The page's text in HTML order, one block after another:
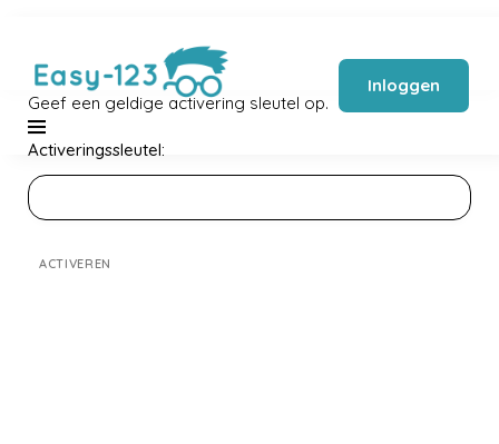
Inloggen
Geef een geldige activering sleutel op.
Activeringssleutel: